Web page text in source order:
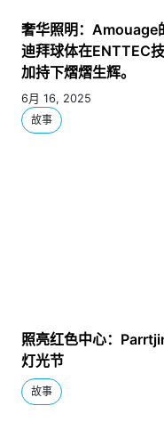
奢华照明：Amouage
迪拜球体在ENTTEC
加持下熠熠生辉。
6月 16, 2025
故事
照亮红色中心：
灯光节
故事